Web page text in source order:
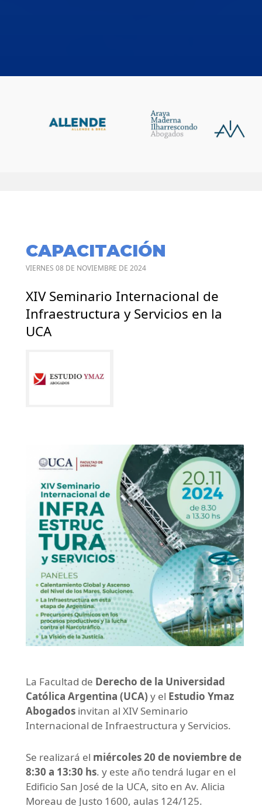
CAPACITACIÓN
VIERNES 08 DE NOVIEMBRE DE 2024
XIV Seminario Internacional de
Infraestructura y Servicios en la
UCA
La Facultad de Derecho de la Universidad
Católica Argentina (UCA) y el Estudio Ymaz
Abogados invitan al XIV Seminario
Internacional de Infraestructura y Servicios.
Se realizará el miércoles 20 de noviembre de
8:30 a 13:30 hs. y este año tendrá lugar en el
Edificio San José de la UCA, sito en Av. Alicia
Moreau de Justo 1600, aulas 124/125.